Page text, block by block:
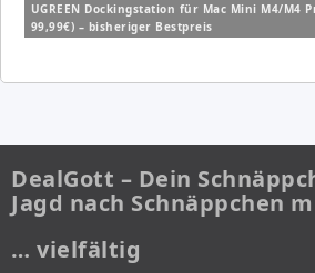
UGREEN Dockingstation für Mac Mini M4/M4
99,99€) – bisheriger Bestpreis
DealGott – Dein
Jagd nach Schnäppchen
… vielfältig